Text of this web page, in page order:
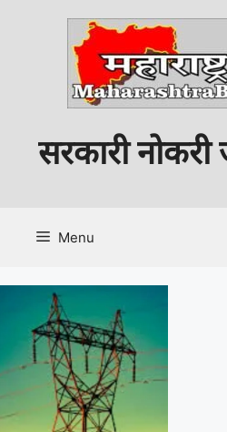
सरकारी नोकरी
Menu